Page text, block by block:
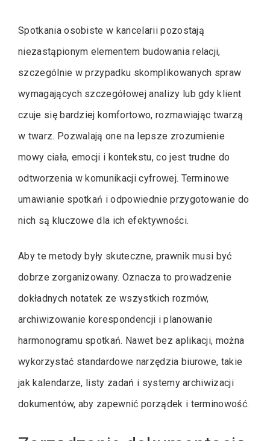
Spotkania osobiste w kancelarii pozostają
niezastąpionym elementem budowania relacji,
szczególnie w przypadku skomplikowanych spraw
wymagających szczegółowej analizy lub gdy klient
czuje się bardziej komfortowo, rozmawiając twarzą
w twarz. Pozwalają one na lepsze zrozumienie
mowy ciała, emocji i kontekstu, co jest trudne do
odtworzenia w komunikacji cyfrowej. Terminowe
umawianie spotkań i odpowiednie przygotowanie do
nich są kluczowe dla ich efektywności.
Aby te metody były skuteczne, prawnik musi być
dobrze zorganizowany. Oznacza to prowadzenie
dokładnych notatek ze wszystkich rozmów,
archiwizowanie korespondencji i planowanie
harmonogramu spotkań. Nawet bez aplikacji, można
wykorzystać standardowe narzędzia biurowe, takie
jak kalendarze, listy zadań i systemy archiwizacji
dokumentów, aby zapewnić porządek i terminowość.